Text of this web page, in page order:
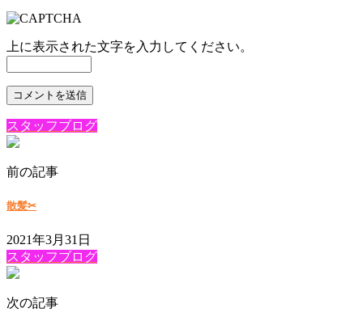
上に表示された文字を入力してください。
スタッフブログ
前の記事
散髪✂
2021年3月31日
スタッフブログ
次の記事